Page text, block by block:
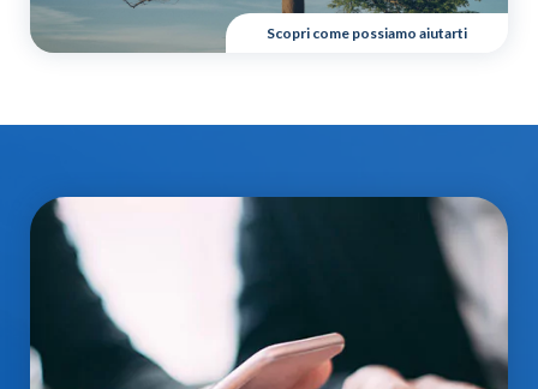
Scopri come possiamo aiutarti